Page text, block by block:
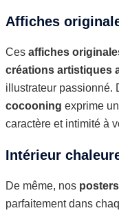
Affiches
Ces affiches
créations artistiques
illustrateur passionné.
cocooning exprime
caractère et intimité à
Intérieur
De même, nos
parfaitement dans